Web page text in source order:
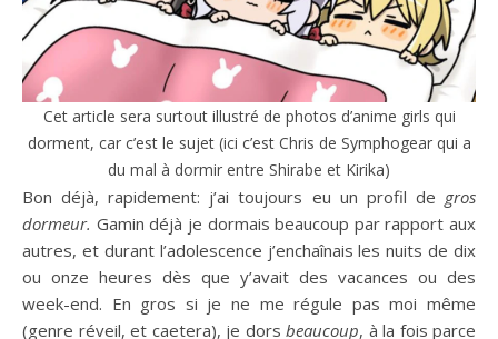
Cet article sera surtout illustré de photos d’anime girls qui
dorment, car c’est le sujet (ici c’est Chris de Symphogear qui a
du mal à dormir entre Shirabe et Kirika)
Bon déjà, rapidement: j’ai toujours eu un profil de gros
dormeur. Gamin déjà je dormais beaucoup par rapport aux
autres, et durant l’adolescence j’enchaînais les nuits de dix
ou onze heures dès que y’avait des vacances ou des
week-end. En gros si je ne me régule pas moi même
(genre réveil, et caetera), je dors beaucoup, à la fois parce